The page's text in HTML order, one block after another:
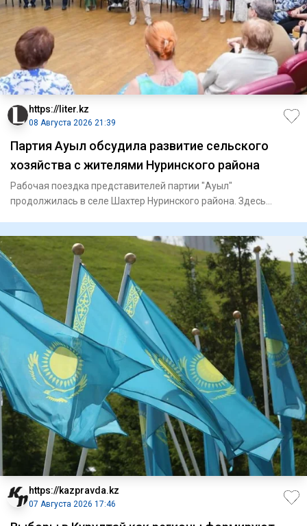
https://liter.kz
08 Августа 2026 21:39
Партия Ауыл обсудила развитие сельского
хозяйства с жителями Нуринского района
Рабочая поездка представителей партии "Ауыл"
продолжилась в селе Шахтер Нуринского района. Здесь
https://kazpravda.kz
07 Августа 2026 17:46